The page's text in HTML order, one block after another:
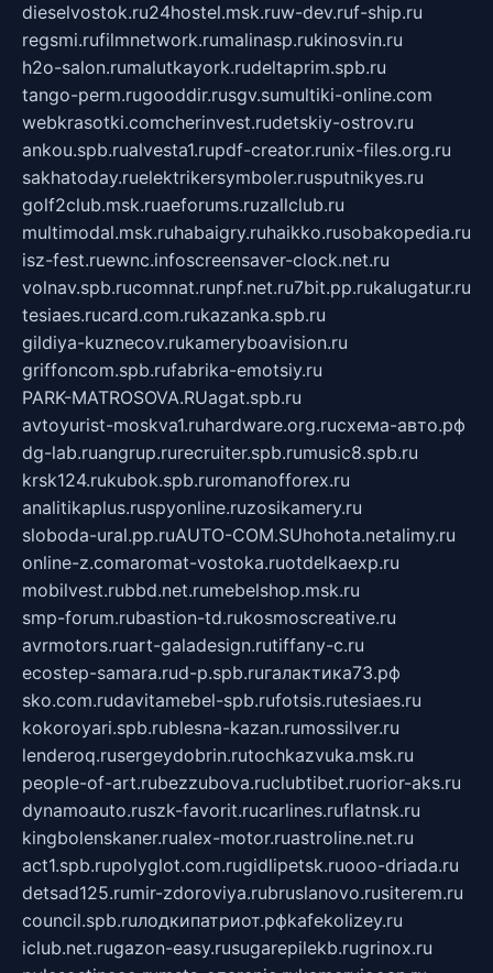
dieselvostok.ru24hostel.msk.ruw-dev.ruf-ship.ru
regsmi.rufilmnetwork.rumalinasp.rukinosvin.ru
h2o-salon.rumalutkayork.rudeltaprim.spb.ru
tango-perm.rugooddir.rusgv.sumultiki-online.com
webkrasotki.comcherinvest.rudetskiy-ostrov.ru
ankou.spb.rualvesta1.rupdf-creator.runix-files.org.ru
sakhatoday.ruelektrikersymboler.rusputnikyes.ru
golf2club.msk.ruaeforums.ruzallclub.ru
multimodal.msk.ruhabaigry.ruhaikko.rusobakopedia.ru
isz-fest.ruewnc.infoscreensaver-clock.net.ru
volnav.spb.rucomnat.runpf.net.ru7bit.pp.rukalugatur.ru
tesiaes.rucard.com.rukazanka.spb.ru
gildiya-kuznecov.rukameryboavision.ru
griffoncom.spb.rufabrika-emotsiy.ru
PARK-MATROSOVA.RUagat.spb.ru
avtoyurist-moskva1.ruhardware.org.ruсхема-авто.рф
dg-lab.ruangrup.rurecruiter.spb.rumusic8.spb.ru
krsk124.rukubok.spb.ruromanofforex.ru
analitikaplus.ruspyonline.ruzosikamery.ru
sloboda-ural.pp.ruAUTO-COM.SUhohota.netalimy.ru
online-z.comaromat-vostoka.ruotdelkaexp.ru
mobilvest.rubbd.net.rumebelshop.msk.ru
smp-forum.rubastion-td.rukosmoscreative.ru
avrmotors.ruart-galadesign.rutiffany-c.ru
ecostep-samara.rud-p.spb.ruгалактика73.рф
sko.com.rudavitamebel-spb.rufotsis.rutesiaes.ru
kokoroyari.spb.rublesna-kazan.rumossilver.ru
lenderoq.rusergeydobrin.rutochkazvuka.msk.ru
people-of-art.rubezzubova.ruclubtibet.ruorior-aks.ru
dynamoauto.ruszk-favorit.rucarlines.ruflatnsk.ru
kingbolenskaner.rualex-motor.ruastroline.net.ru
act1.spb.rupolyglot.com.rugidlipetsk.ruooo-driada.ru
detsad125.rumir-zdoroviya.rubruslanovo.rusiterem.ru
council.spb.ruлодкипатриот.рфkafekolizey.ru
iclub.net.rugazon-easy.rusugarepilekb.rugrinox.ru